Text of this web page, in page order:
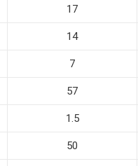
17
14
7
57
1.5
50